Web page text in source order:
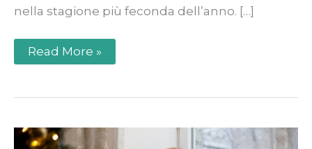
nella stagione più feconda dell’anno. […]
Read More »
Winter
blues: